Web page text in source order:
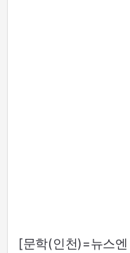
[문학(인천)=뉴스